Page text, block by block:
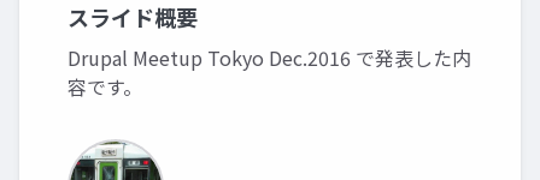
スライド概要
Drupal Meetup Tokyo Dec.2016 で発表した内
容です。